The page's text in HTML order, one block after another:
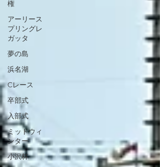
権
アーリース
プリングレ
ガッタ
夢の島
浜名湖
Cレース
卒部式
入部式
ミッドウィ
ンター
小沢杯